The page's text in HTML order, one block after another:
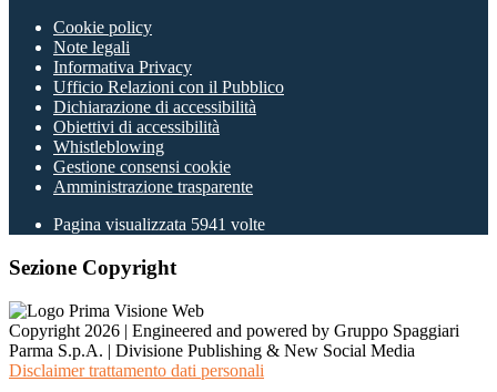
Cookie policy
Note legali
Informativa Privacy
Ufficio Relazioni con il Pubblico
Dichiarazione di accessibilità
Obiettivi di accessibilità
Whistleblowing
Gestione consensi cookie
Amministrazione trasparente
Pagina visualizzata 5941 volte
Sezione Copyright
Copyright 2026 | Engineered and powered by Gruppo Spaggiari
Parma S.p.A. | Divisione Publishing & New Social Media
Disclaimer trattamento dati personali